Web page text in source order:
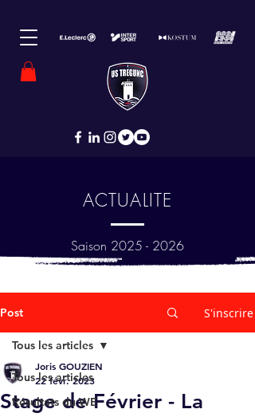
ACTUALITE
Saison 2025 - 2026
Post S'inscrire
Tous les articles
Résultats du WE
Tous les articles
Stage de Février - La
Joris GOUZIEN
22 févr. 2023